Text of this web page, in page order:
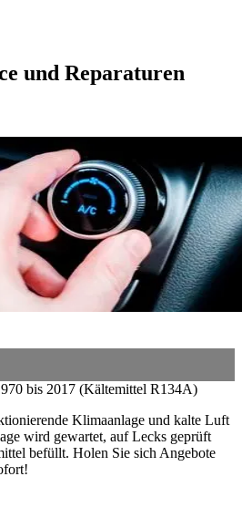
und Reparaturen
bis 2017 (Kältemittel R134A)
Klimaanlage und kalte Luft
wird gewartet, auf Lecks geprüft
befüllt. Holen Sie sich Angebote